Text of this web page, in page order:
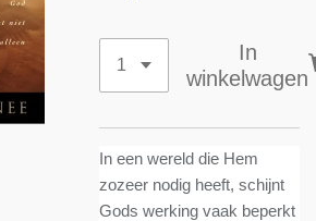
In
winkelwagen
In een wereld die Hem
zozeer nodig heeft, schijnt
Gods werking vaak beperkt